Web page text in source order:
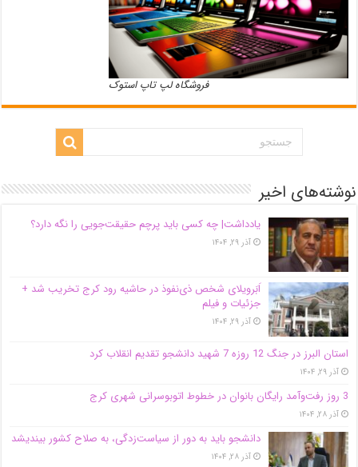
فروشگاه لپ تاپ استوک
نوشته‌های اخیر
یادداشت| ‌چه کسی باید پرچم حقیقت‌جویی را نگه دارد؟
آذر ۲۹, ۱۴۰۴
اَبَر‌ویلای شخص ذی‌نفوذ در حاشیه‌ رود کرج تخریب شد +
جزئیات و فیلم
آذر ۲۹, ۱۴۰۴
استان البرز در جنگ 12 روزه 7 شهید دانشجو تقدیم انقلاب کرد
آذر ۲۹, ۱۴۰۴
3 روز رفت‌وآمد رایگان بانوان در خطوط اتوبوسرانی شهری کرج
آذر ۲۸, ۱۴۰۴
دانشجو باید به دور از سیاست‌زدگی، به صلاح کشور بیندیشد
آذر ۲۸, ۱۴۰۴